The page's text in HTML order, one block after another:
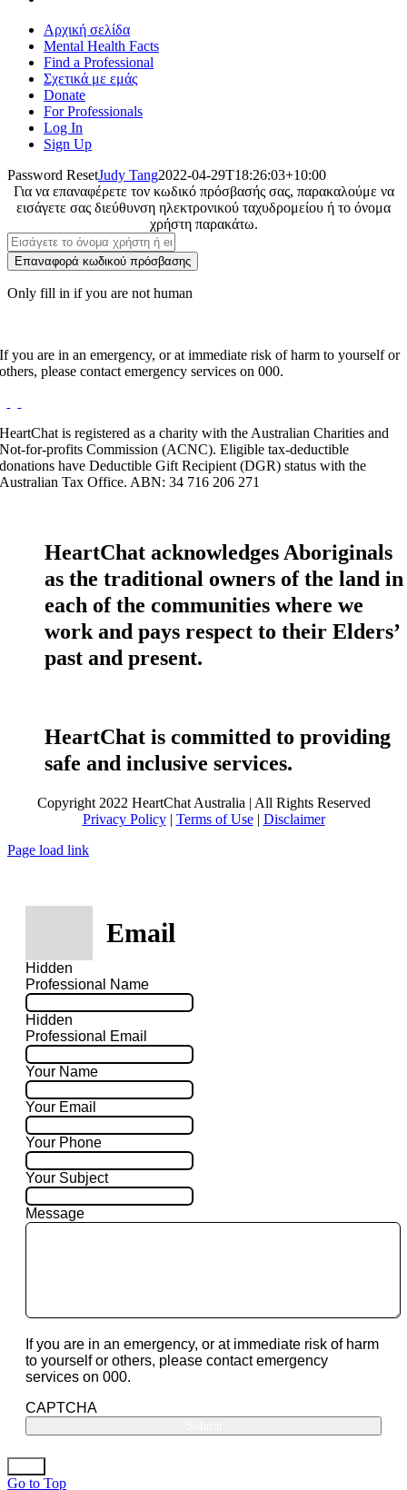
Αρχική σελίδα
Mental Health Facts
Find a Professional
Σχετικά με εμάς
Donate
For Professionals
Log In
Sign Up
Password ResetJudy Tang2022-04-29T18:26:03+10:00
Για να επαναφέρετε τον κωδικό πρόσβασής σας, παρακαλούμε να
εισάγετε σας διεύθυνση ηλεκτρονικού ταχυδρομείου ή το όνομα
χρήστη παρακάτω.
Only fill in if you are not human
If you are in an emergency, or at immediate risk of harm to yourself or
others, please contact emergency services on 000.
HeartChat is registered as a charity with the Australian Charities and
Not-for-profits Commission (ACNC). Eligible tax-deductible
donations have Deductible Gift Recipient (DGR) status with the
Australian Tax Office. ABN: 34 716 206 271
HeartChat acknowledges Aboriginals
as the traditional owners of the land in
each of the communities where we
work and pays respect to their Elders’
past and present.
HeartChat is committed to providing
safe and inclusive services.
Copyright 2022 HeartChat Australia | All Rights Reserved
Privacy Policy| Terms of Use| Disclaimer
Page load link
Email
Hidden
Professional Name
Hidden
Professional Email
Your Name
Your Email
Your Phone
Your Subject
Message
If you are in an emergency, or at immediate risk of harm
to yourself or others, please contact emergency
services on 000.
CAPTCHA
Go to Top